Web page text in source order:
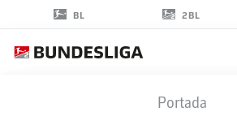
BL 2BL
Portada